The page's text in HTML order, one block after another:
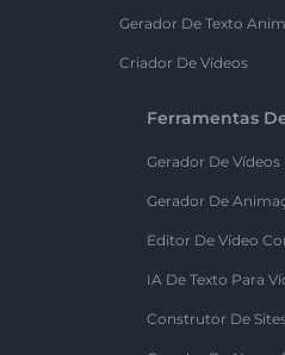
Gerador De Texto
Criador De Vídeos
Ferramentas
Gerador De Vídeos
Gerador De
Editor De Vídeo
IA De Texto Para
Construtor De